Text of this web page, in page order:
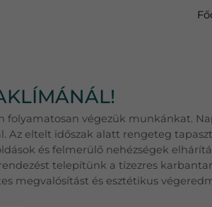
folyamatosan végezük munkánkat.
Az eltelt időszak alatt rengeteg
és felmerülő nehézségek
telepítünk a tízezres
megvalósítást és esztétikus